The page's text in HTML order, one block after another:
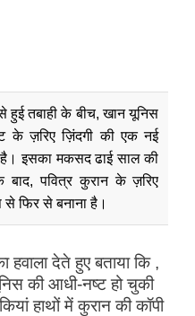
हुई तबाही के बीच, खान यूनिस
के ज़रिए ज़िंदगी की एक नई
इसका मकसद ढाई साल की
पवित्र कुरान के ज़रिए
फिर से बनाना है।
देते हुए बताया कि ,
की आधी-नष्ट हो चुकी
हाथों में कुरान की कॉपी